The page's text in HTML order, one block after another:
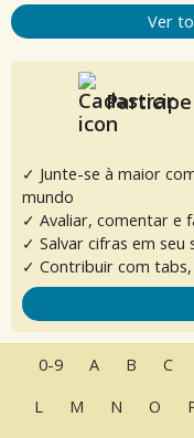
Ver
Participe
✓ Junte-se à maior
mundo
✓ Avaliar, comentar e
✓ Salvar cifras em seu
✓ Contribuir com tabs,
0-9 A B C
L
M N O